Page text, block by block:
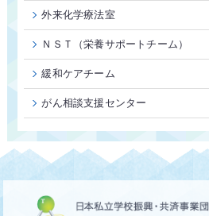
外来化学療法室
ＮＳＴ（栄養サポートチーム）
緩和ケアチーム
がん相談支援センター